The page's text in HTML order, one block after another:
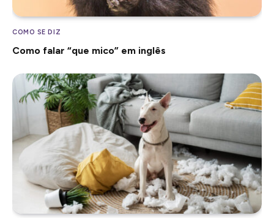
COMO SE DIZ
Como falar “que mico” em inglês